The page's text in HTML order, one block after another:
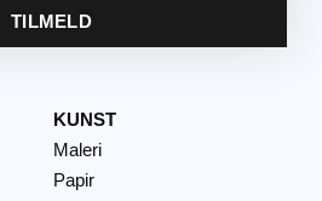
TILMELD
KUNST
Maleri
Papir